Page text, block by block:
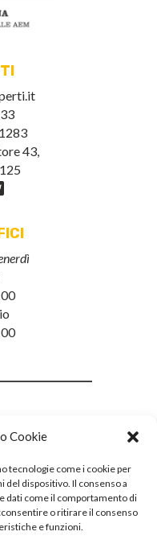
Cookie
tecnologie come i cookie per
dispositivo. Il consenso a
dati come il comportamento di
o ritirare il consenso
e funzioni.
43,